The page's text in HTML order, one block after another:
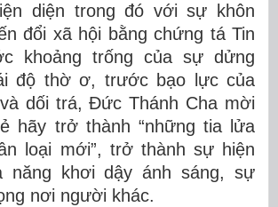
diện trong đó với sự khôn
đổi xã hội bằng chứng tá Tin
khoảng trống của sự dửng
độ thờ ơ, trước bạo lực của
dối trá, Đức Thánh Cha mời
hãy trở thành “những tia lửa
loại mới”, trở thành sự hiện
năng khơi dậy ánh sáng, sự
nơi người khác.